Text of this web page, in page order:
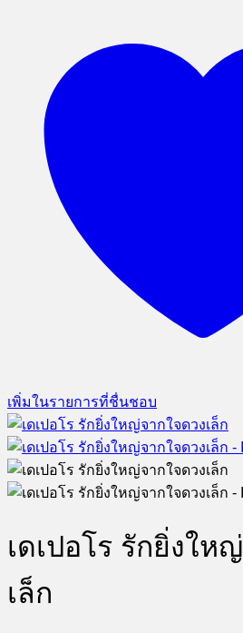
เพิ่มในรายการที่ชื่นชอบ
เดเปอโร รักยิ่งให
เล็ก